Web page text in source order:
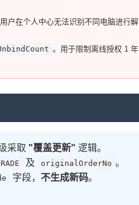
户在个人中心无法识别不同电脑进行解
。用于限制离线授权 1 年
采取 "覆盖更新" 逻辑。
及 originalOrderNo 。
字段， 不生成新码。